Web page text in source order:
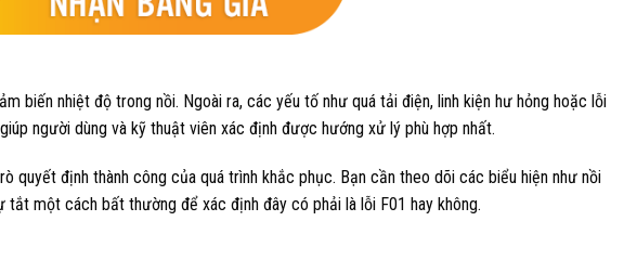
biến nhiệt độ trong nồi. Ngoài ra, các yếu tố như quá tải điện, linh kiện hư hỏng hoặc lỗi
người dùng và kỹ thuật viên xác định được hướng xử lý phù hợp nhất.
quyết định thành công của quá trình khắc phục. Bạn cần theo dõi các biểu hiện như nồi
một cách bất thường để xác định đây có phải là lỗi F01 hay không.